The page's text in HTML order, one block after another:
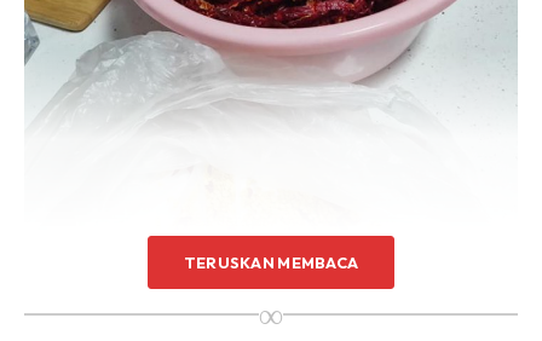
TERUSKAN MEMBACA
∞